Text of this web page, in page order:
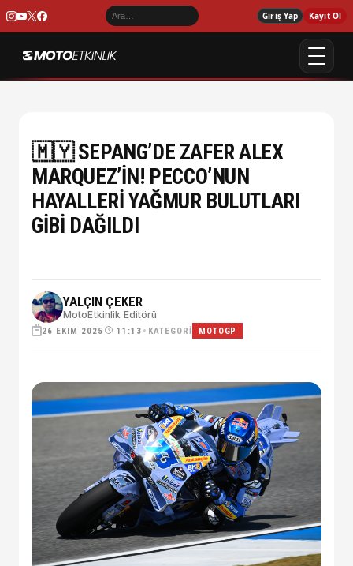
Giriş Yap Kayıt Ol
🇲🇾 SEPANG’DE ZAFER ALEX
MARQUEZ’İN! PECCO’NUN
HAYALLERİ YAĞMUR BULUTLARI
GİBİ DAĞILDI
YALÇIN ÇEKER
MotoEtkinlik Editörü
26 EKIM 2025 11:13 • KATEGORI MOTOGP